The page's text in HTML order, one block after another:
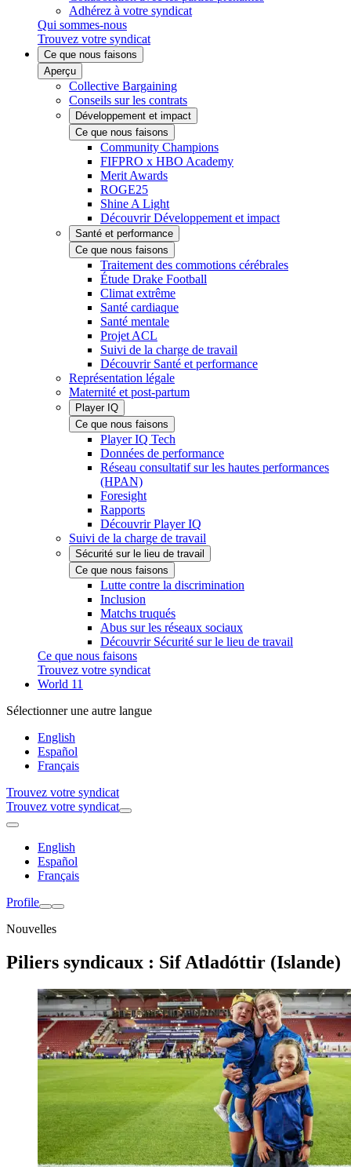
Adhérez à votre syndicat
Qui sommes-nous
Trouvez votre syndicat
Ce que nous faisons
Aperçu
Collective Bargaining
Conseils sur les contrats
Développement et impact
Ce que nous faisons
Community Champions
FIFPRO x HBO Academy
Merit Awards
ROGE25
Shine A Light
Découvrir Développement et impact
Santé et performance
Ce que nous faisons
Traitement des commotions cérébrales
Étude Drake Football
Climat extrême
Santé cardiaque
Santé mentale
Projet ACL
Suivi de la charge de travail
Découvrir Santé et performance
Représentation légale
Maternité et post-partum
Player IQ
Ce que nous faisons
Player IQ Tech
Données de performance
Réseau consultatif sur les hautes performances
(HPAN)
Foresight
Rapports
Découvrir Player IQ
Suivi de la charge de travail
Sécurité sur le lieu de travail
Ce que nous faisons
Lutte contre la discrimination
Inclusion
Matchs truqués
Abus sur les réseaux sociaux
Découvrir Sécurité sur le lieu de travail
Ce que nous faisons
Trouvez votre syndicat
World 11
Sélectionner une autre langue
English
Español
Français
Trouvez votre syndicat
Trouvez votre syndicat
English
Español
Français
Profile
Nouvelles
Piliers syndicaux : Sif Atladóttir (Islande)